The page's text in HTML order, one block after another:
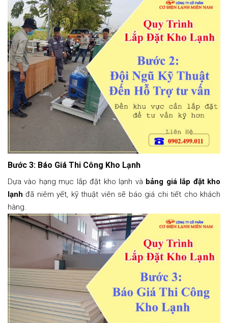
Bước 3: Báo Giá Thi Công Kho Lạnh
Dựa vào hạng mục lắp đặt kho lạnh và bảng giá lắp đặt kho
lạnh đã niêm yết, kỹ thuật viên sẽ báo giá chi tiết cho khách
hàng.